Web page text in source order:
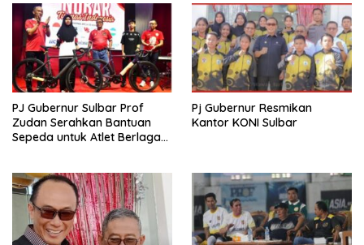
PJ Gubernur Sulbar Prof
Zudan Serahkan Bantuan
Sepeda untuk Atlet Berlaga
Pj Gubernur Resmikan
Kantor KONI Sulbar